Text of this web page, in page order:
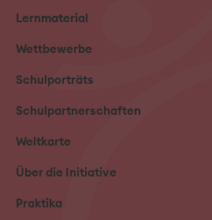
Lernmaterial
Wettbewerbe
Schulporträts
Schulpartnerschaften
Weltkarte
Über die Initiative
Praktika